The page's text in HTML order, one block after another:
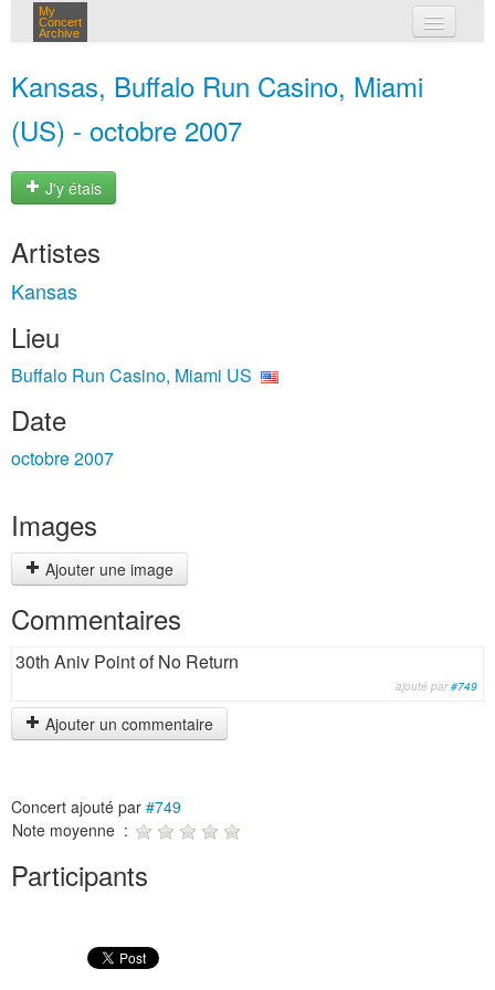
My
Concert
Archive
Kansas, Buffalo Run Casino, Miami
(US) - octobre 2007
J'y étais
Artistes
Kansas
Lieu
Buffalo Run Casino, Miami US
Date
octobre 2007
Images
Ajouter une image
Commentaires
30th Aniv Point of No Return
ajouté par#749
Ajouter un commentaire
Concert ajouté par #749
Note moyenne :
Participants